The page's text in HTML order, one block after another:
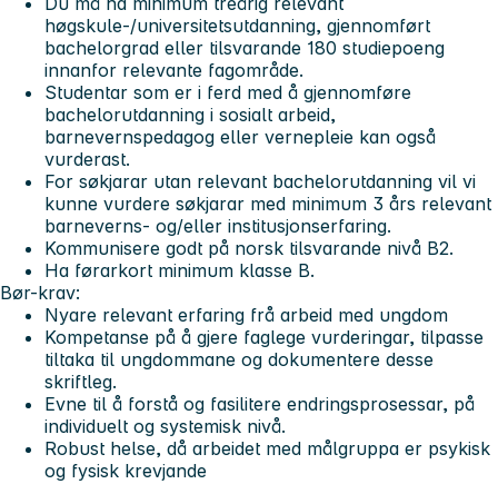
høgskule-/universitetsutdanning, gjennomført
bachelorgrad eller tilsvarande 180 studiepoeng
innanfor relevante fagområde.
Studentar som er i ferd med å gjennomføre
bachelorutdanning i sosialt arbeid,
barnevernspedagog eller vernepleie kan også
vurderast.
For søkjarar utan relevant bachelorutdanning vil vi
kunne vurdere søkjarar med minimum 3 års relevant
barneverns- og/eller institusjonserfaring.
Kommunisere godt på norsk tilsvarande nivå B2.
Ha førarkort minimum klasse B.
Bør-krav:
Nyare relevant erfaring frå arbeid med ungdom
Kompetanse på å gjere faglege vurderingar, tilpasse
tiltaka til ungdommane og dokumentere desse
skriftleg.
Evne til å forstå og fasilitere endringsprosessar, på
individuelt og systemisk nivå.
Robust helse, då arbeidet med målgruppa er psykisk
og fysisk krevjande